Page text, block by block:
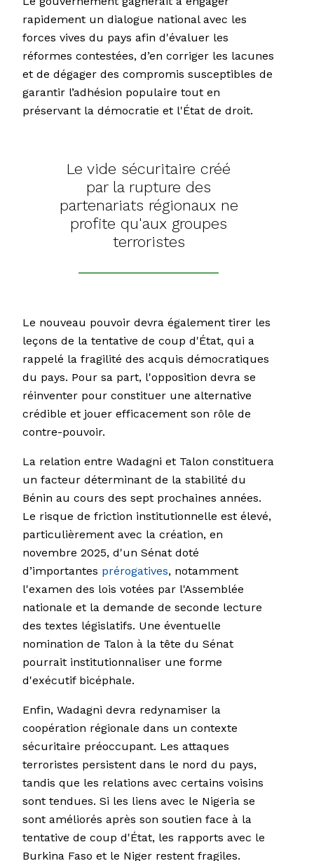
rapidement un dialogue national avec les
forces vives du pays afin d'évaluer les
réformes contestées, d’en corriger les lacunes
et de dégager des compromis susceptibles de
garantir l’adhésion populaire tout en
préservant la démocratie et l'État de droit.
Le vide sécuritaire créé
par la rupture des
partenariats régionaux ne
profite qu'aux groupes
terroristes
Le nouveau pouvoir devra également tirer les
leçons de la tentative de coup d'État, qui a
rappelé la fragilité des acquis démocratiques
du pays. Pour sa part, l'opposition devra se
réinventer pour constituer une alternative
crédible et jouer efficacement son rôle de
contre-pouvoir.
La relation entre Wadagni et Talon constituera
un facteur déterminant de la stabilité du
Bénin au cours des sept prochaines années.
Le risque de friction institutionnelle est élevé,
particulièrement avec la création, en
novembre 2025, d'un Sénat doté
d’importantes prérogatives, notamment
l'examen des lois votées par l'Assemblée
nationale et la demande de seconde lecture
des textes législatifs. Une éventuelle
nomination de Talon à la tête du Sénat
pourrait institutionnaliser une forme
d'exécutif bicéphale.
Enfin, Wadagni devra redynamiser la
coopération régionale dans un contexte
sécuritaire préoccupant. Les attaques
terroristes persistent dans le nord du pays,
tandis que les relations avec certains voisins
sont tendues. Si les liens avec le Nigeria se
sont améliorés après son soutien face à la
tentative de coup d'État, les rapports avec le
Burkina Faso et le Niger restent fragiles.